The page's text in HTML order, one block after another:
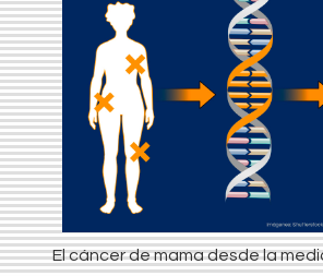
El cáncer de mama desde la